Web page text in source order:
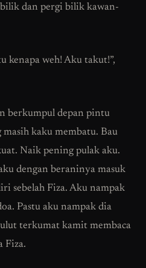
dan pergi bilik kawan-
kenapa weh! Aku takut!”,
berkumpul depan pintu
kaku membatu. Bau
Naik pening pulak aku.
dengan beraninya masuk
sebelah Fiza. Aku nampak
Pastu aku nampak dia
terkumat kamit membaca
Fiza.